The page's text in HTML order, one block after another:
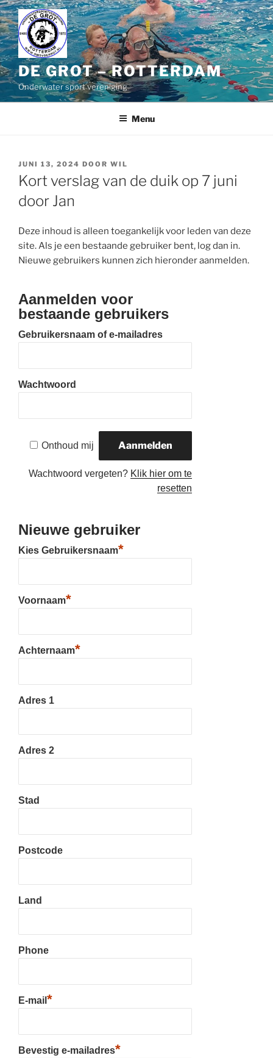
Naar
de
inhoud
springen
DE GROT – ROTTERDAM
Onderwater sport vereniging
Menu
GEPLAATST
OP
JUNI 13, 2024 DOOR WIL
Kort verslag van de duik op 7 juni
door Jan
Deze inhoud is alleen toegankelijk voor leden van deze
site. Als je een bestaande gebruiker bent, log dan in.
Nieuwe gebruikers kunnen zich hieronder aanmelden.
Aanmelden voor
bestaande gebruikers
Gebruikersnaam of e-mailadres
Wachtwoord
Onthoud mij
Wachtwoord vergeten? Klik hier om te
resetten
Nieuwe gebruiker
Kies Gebruikersnaam*
Voornaam*
Achternaam*
Adres 1
Adres 2
Stad
Postcode
Land
Phone
E-mail *
Bevestig e-mailadres*